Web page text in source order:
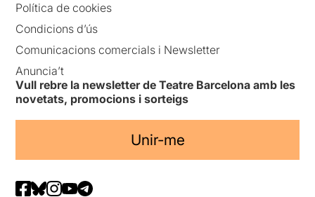
Política de cookies
Condicions d’ús
Comunicacions comercials i Newsletter
Anuncia’t
Vull rebre la newsletter de Teatre Barcelona amb les
novetats, promocions i sorteigs
Unir-me